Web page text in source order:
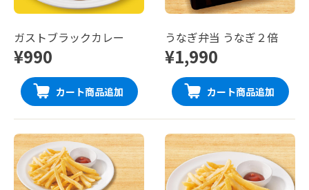
ガストブラックカレー
¥990
カート商品追加
うなぎ弁当 うなぎ２倍
¥1,990
カート商品追加